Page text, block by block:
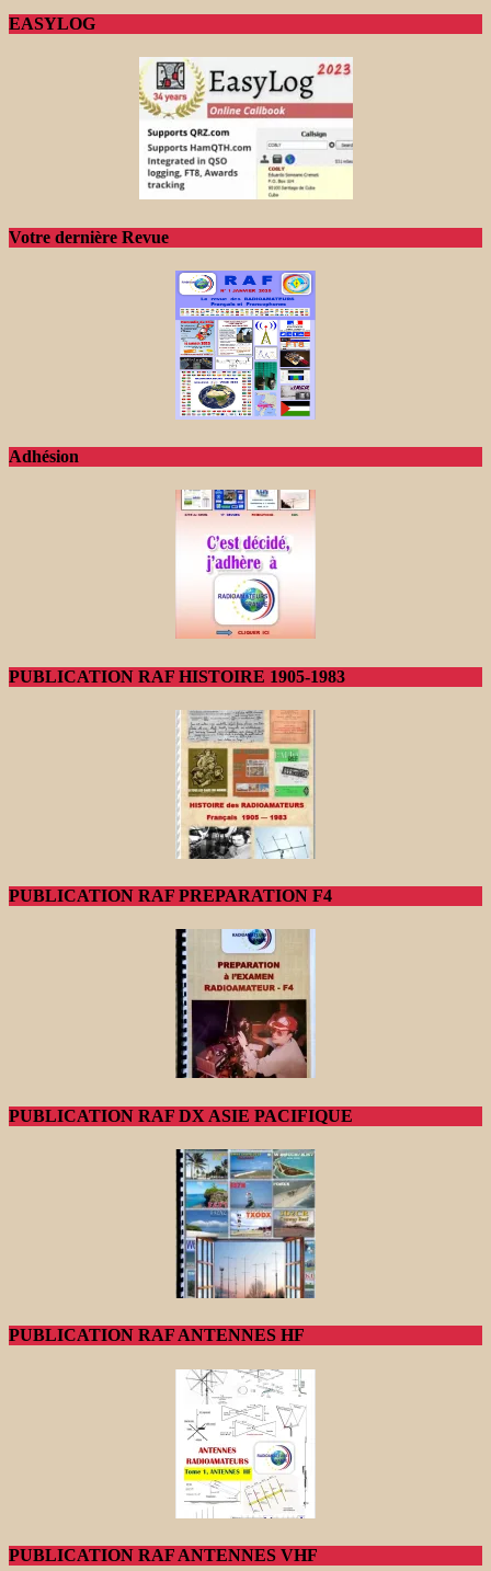
EASYLOG
Votre dernière Revue
Adhésion
PUBLICATION RAF HISTOIRE 1905-1983
PUBLICATION RAF PREPARATION F4
PUBLICATION RAF DX ASIE PACIFIQUE
PUBLICATION RAF ANTENNES HF
PUBLICATION RAF ANTENNES VHF